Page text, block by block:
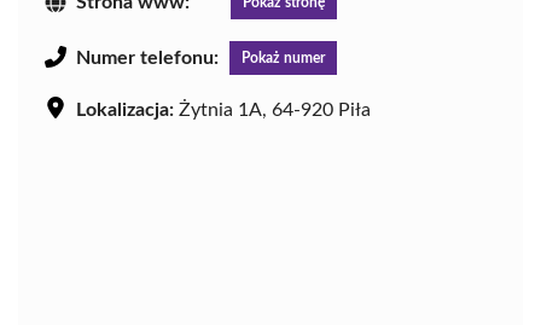
Numer telefonu: Pokaż numer
Lokalizacja: Żytnia 1A, 64-920 Piła